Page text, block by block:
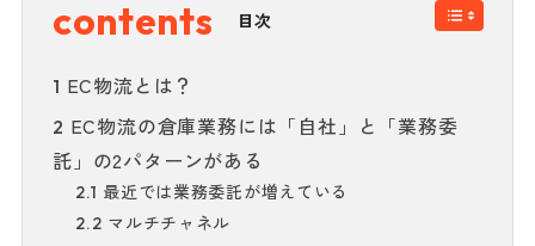
目次
1 EC物流とは？
2 EC物流の倉庫業務には「自社」と「業務委
託」の2パターンがある
2.1 最近では業務委託が増えている
2.2 マルチチャネル